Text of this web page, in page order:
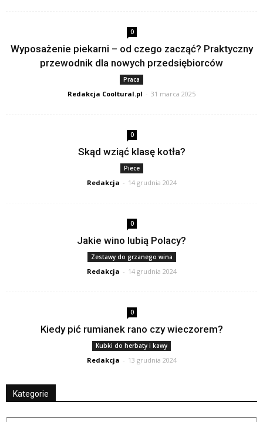
0
Wyposażenie piekarni – od czego zacząć? Praktyczny
przewodnik dla nowych przedsiębiorców
Praca
Redakcja Cooltural.pl - 31 marca 2025
0
Skąd wziąć klasę kotła?
Piece
Redakcja - 14 grudnia 2024
0
Jakie wino lubią Polacy?
Zestawy do grzanego wina
Redakcja - 14 grudnia 2024
0
Kiedy pić rumianek rano czy wieczorem?
Kubki do herbaty i kawy
Redakcja - 13 grudnia 2024
Kategorie
Kategorie